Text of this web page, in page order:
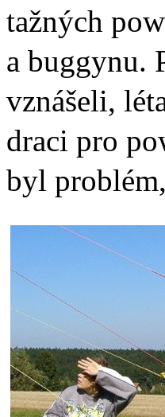
tažných
a buggynu.
vznášeli,
draci pro
byl